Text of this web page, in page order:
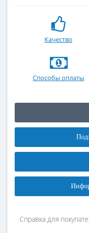
Качество
Способы оплаты
Справка для